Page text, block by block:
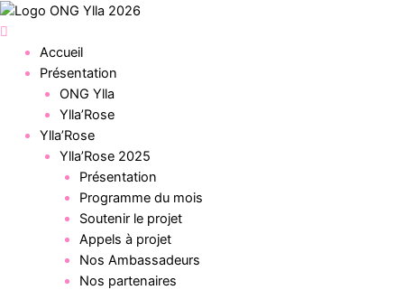
Aller
au
contenu
Menu
Accueil
Présentation
ONG Ylla
Ylla’Rose
Ylla’Rose
Ylla’Rose 2025
Présentation
Programme du mois
Soutenir le projet
Appels à projet
Nos Ambassadeurs
Nos partenaires